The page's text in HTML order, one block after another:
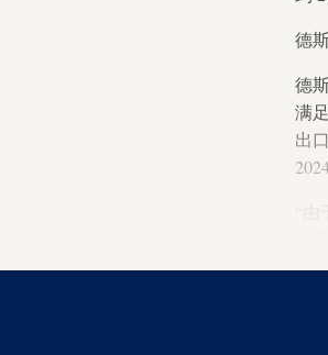
德
德
满
出